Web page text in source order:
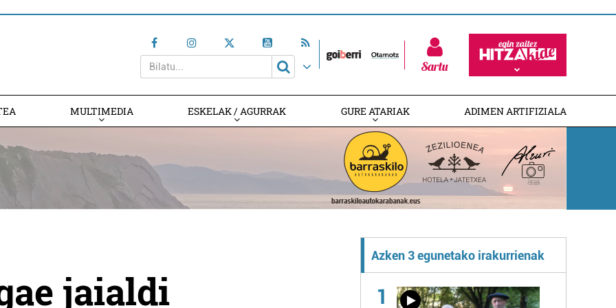
Sartu
MULTIMEDIA ESKELAK / AGURRAK GURE ATARIAK ADIMEN ARTIFIZIALA
jaialdi
Azken 3 egunetako irakurrienak
1